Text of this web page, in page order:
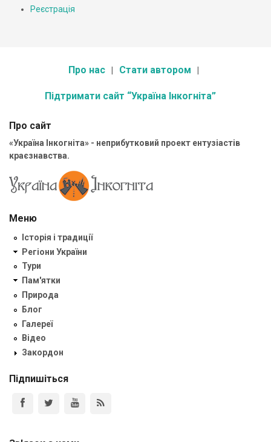
Реєстрація
Про нас Стати автором
Підтримати сайт “Україна Інкогніта”
Про сайт
«Україна Інкогніта» - неприбутковий проект ентузіастів
краєзнавства.
Меню
Історія і традиції
Регіони України
Тури
Пам'ятки
Природа
Блог
Галереї
Відео
Закордон
Підпишіться